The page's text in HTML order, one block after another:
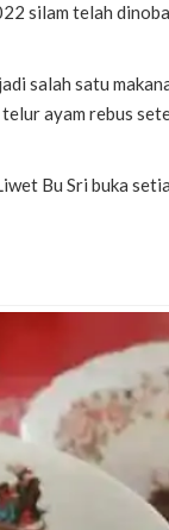
silam telah
salah satu
ayam rebus
Bu Sri buka